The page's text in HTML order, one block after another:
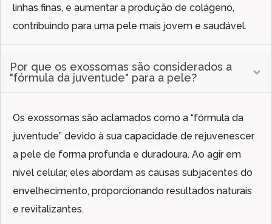
linhas finas, e aumentar a produção de colágeno,
contribuindo para uma pele mais jovem e saudável.
Por que os exossomas são considerados a
"fórmula da juventude" para a pele?
Os exossomas são aclamados como a “fórmula da
juventude” devido à sua capacidade de rejuvenescer
a pele de forma profunda e duradoura. Ao agir em
nível celular, eles abordam as causas subjacentes do
envelhecimento, proporcionando resultados naturais
e revitalizantes.